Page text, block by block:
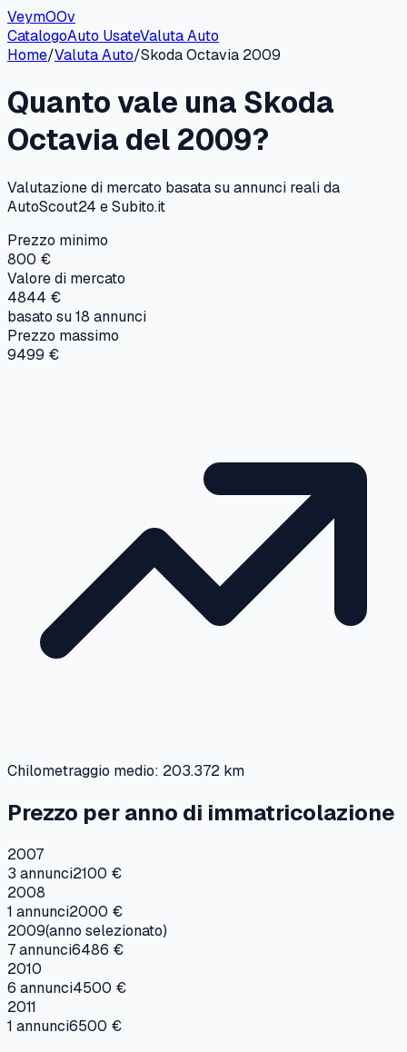
VeymOOv
CatalogoAuto UsateValuta Auto
Home/Valuta Auto/SkodaOctavia 2009
Quanto vale una Skoda
Octavia del 2009?
Valutazione di mercato basata su annunci reali da
AutoScout24 e Subito.it
Prezzo minimo
800 €
Valore di mercato
4844 €
basato su18 annunci
Prezzo massimo
9499 €
Chilometraggio medio: 203.372 km
Prezzo per anno di immatricolazione
2007
3 annunci2100 €
2008
1 annunci2000 €
2009(anno selezionato)
7annunci6486 €
2010
6 annunci4500 €
2011
1 annunci6500 €